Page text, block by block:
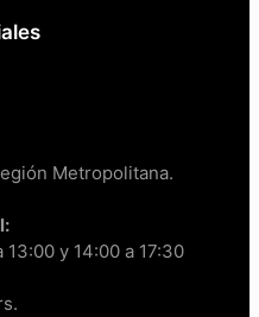
Metropolitana.
y 14:00 a 17:30